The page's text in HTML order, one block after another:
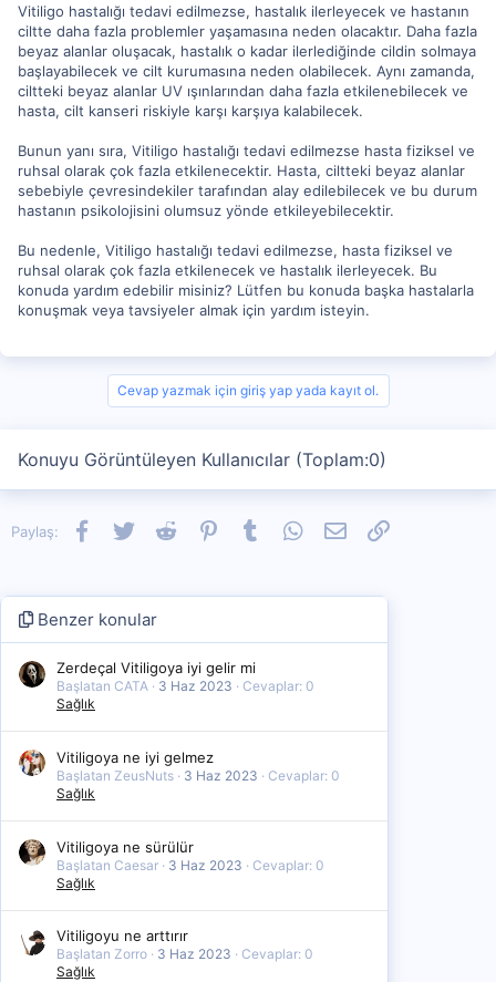
Vitiligo hastalığı tedavi edilmezse, hastalık ilerleyecek ve hastanın
ciltte daha fazla problemler yaşamasına neden olacaktır. Daha fazla
beyaz alanlar oluşacak, hastalık o kadar ilerlediğinde cildin solmaya
başlayabilecek ve cilt kurumasına neden olabilecek. Aynı zamanda,
ciltteki beyaz alanlar UV ışınlarından daha fazla etkilenebilecek ve
hasta, cilt kanseri riskiyle karşı karşıya kalabilecek.
Bunun yanı sıra, Vitiligo hastalığı tedavi edilmezse hasta fiziksel ve
ruhsal olarak çok fazla etkilenecektir. Hasta, ciltteki beyaz alanlar
sebebiyle çevresindekiler tarafından alay edilebilecek ve bu durum
hastanın psikolojisini olumsuz yönde etkileyebilecektir.
Bu nedenle, Vitiligo hastalığı tedavi edilmezse, hasta fiziksel ve
ruhsal olarak çok fazla etkilenecek ve hastalık ilerleyecek. Bu
konuda yardım edebilir misiniz? Lütfen bu konuda başka hastalarla
konuşmak veya tavsiyeler almak için yardım isteyin.
Cevap yazmak için giriş yap yada kayıt ol.
Konuyu Görüntüleyen Kullanıcılar (Toplam:0)
Paylaş: Facebook
TwitterReddit PinterestTumblrWhatsApp
E-postaLink
Benzer konular
Zerdeçal Vitiligoya iyi gelir mi
Başlatan CATA 3 Haz 2023
Cevaplar: 0
Sağlık
Vitiligoya ne iyi gelmez
Başlatan ZeusNuts 3 Haz 2023
Cevaplar: 0
Sağlık
Vitiligoya ne sürülür
Başlatan Caesar 3 Haz 2023
Cevaplar: 0
Sağlık
Vitiligoyu ne arttırır
Başlatan Zorro 3 Haz 2023
Cevaplar: 0
Sağlık